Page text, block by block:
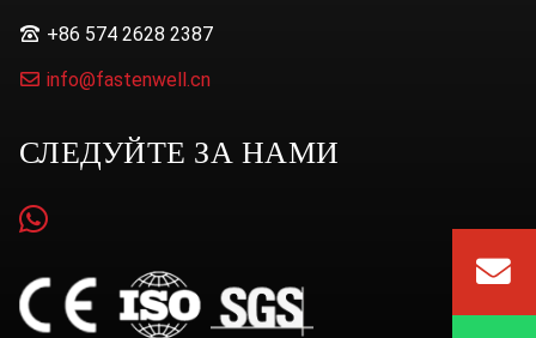
+86 574 2628 2387
info@fastenwell.cn
СЛЕДУЙТЕ ЗА НАМИ